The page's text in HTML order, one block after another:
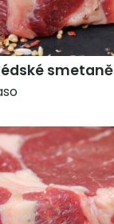
smetaně